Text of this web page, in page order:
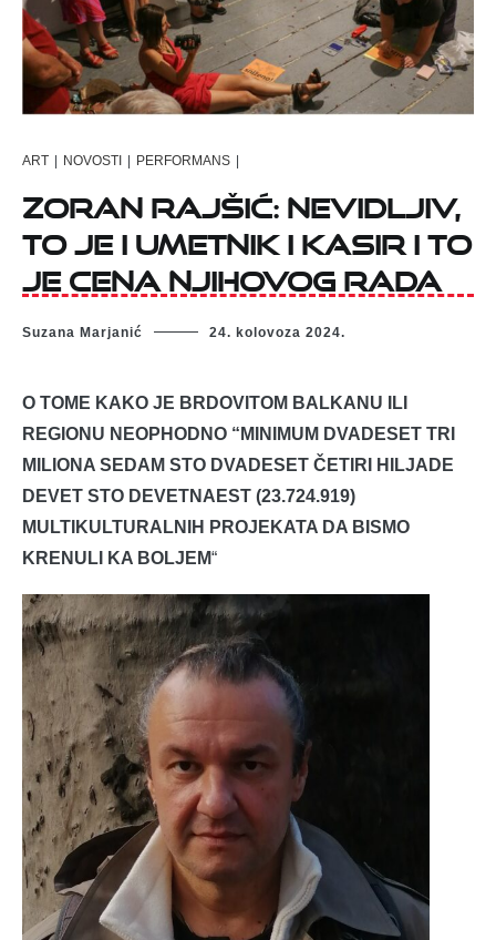
ART | NOVOSTI | PERFORMANS |
Zoran Rajšić: Nevidljiv,
to je i umetnik i kasir i to
je cena njihovog rada
Suzana Marjanić 24. kolovoza 2024.
O TOME KAKO JE BRDOVITOM BALKANU ILI
REGIONU NEOPHODNO “MINIMUM DVADESET TRI
MILIONA SEDAM STO DVADESET ČETIRI HILJADE
DEVET STO DEVETNAEST (23.724.919)
MULTIKULTURALNIH PROJEKATA DA BISMO
KRENULI KA BOLJEM“